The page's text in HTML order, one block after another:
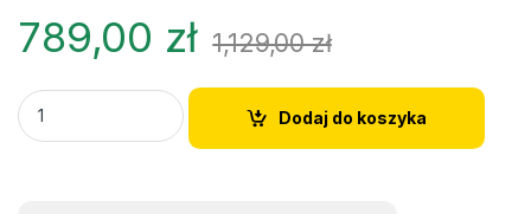
789,00 zł 1,129,00zł
Microsoft Office 2024 Home & Business quantity
Dodaj do koszyka